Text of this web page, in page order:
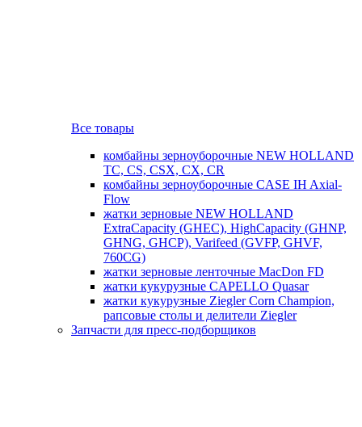
Все товары
комбайны зерноуборочные NEW HOLLAND
TC, CS, CSX, CX, CR
комбайны зерноуборочные CASE IH Axial-
Flow
жатки зерновые NEW HOLLAND
ExtraCapacity (GHEC), HighCapacity (GHNP,
GHNG, GHCP), Varifeed (GVFP, GHVF,
760CG)
жатки зерновые ленточные MacDon FD
жатки кукурузные CAPELLO Quasar
жатки кукурузные Ziegler Corn Champion,
рапсовые столы и делители Ziegler
Запчасти для пресс-подборщиков